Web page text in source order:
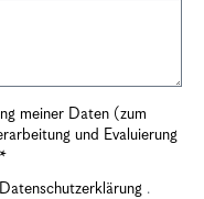
meiner Daten (zum
und Evaluierung
Datenschutzerklärung .